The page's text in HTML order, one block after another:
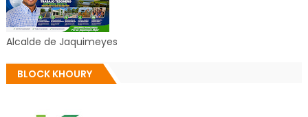
Alcalde de Jaquimeyes
BLOCK KHOURY